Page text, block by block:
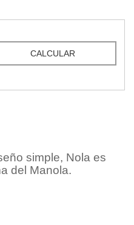
CALCULAR
simple, Nola es
del Manola.